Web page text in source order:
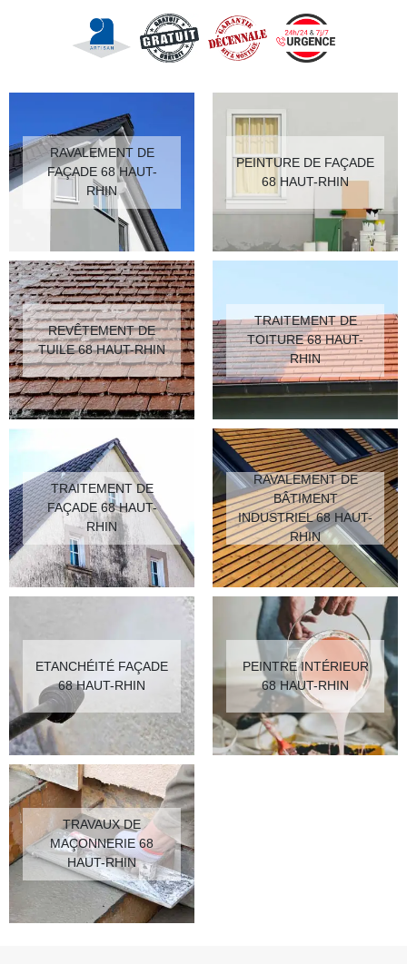
RAVALEMENT DE
FAÇADE 68 HAUT-
RHIN
PEINTURE DE FAÇADE
68 HAUT-RHIN
REVÊTEMENT DE
TUILE 68 HAUT-RHIN
TRAITEMENT DE
TOITURE 68 HAUT-
RHIN
TRAITEMENT DE
FAÇADE 68 HAUT-
RHIN
RAVALEMENT DE
BÂTIMENT
INDUSTRIEL 68 HAUT-
RHIN
ETANCHÉITÉ FAÇADE
68 HAUT-RHIN
PEINTRE INTÉRIEUR
68 HAUT-RHIN
TRAVAUX DE
MAÇONNERIE 68
HAUT-RHIN